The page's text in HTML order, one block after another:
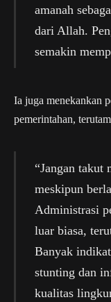
amanah
dari Allah.
semakin
Ia juga menekankan
pemerintahan,
“Jangan takut
meskipun
Administrasi
luar biasa,
Banyak
stunting dan
kualitas